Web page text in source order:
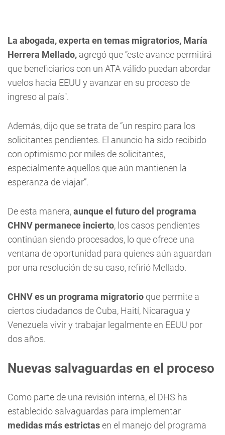
La abogada, experta en temas migratorios, María
Herrera Mellado, agregó que “este avance permitirá
que beneficiarios con un ATA válido puedan abordar
vuelos hacia EEUU y avanzar en su proceso de
ingreso al país".
Además, dijo que se trata de “un respiro para los
solicitantes pendientes. El anuncio ha sido recibido
con optimismo por miles de solicitantes,
especialmente aquellos que aún mantienen la
esperanza de viajar”.
De esta manera,aunque el futuro del programa
CHNV permanece incierto, los casos pendientes
continúan siendo procesados, lo queofrece una
ventana de oportunidad para quienes aún aguardan
por una resolución de su caso, refirió Mellado.
CHNV es un programa migratorio que permite a
ciertos ciudadanos de Cuba, Haití, Nicaragua y
Venezuela vivir y trabajar legalmente en EEUU por
dos años.
Nuevas salvaguardas en el proceso
Como parte de una revisión interna, el DHS ha
establecido salvaguardas para implementar
medidas más estrictasen el manejo del programa